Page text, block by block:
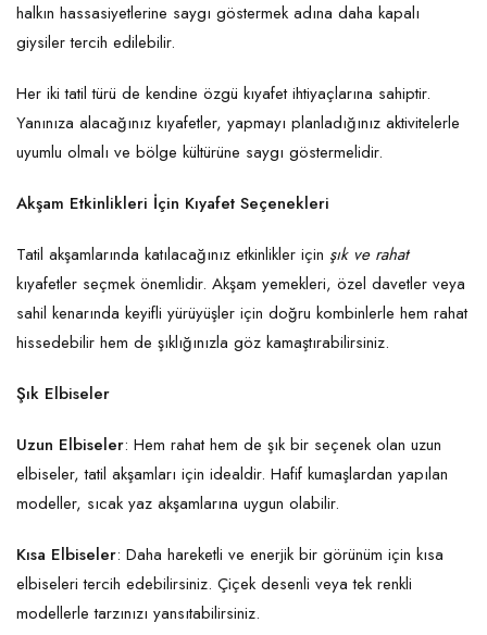
halkın hassasiyetlerine saygı göstermek adına daha kapalı
giysiler tercih edilebilir.
Her iki tatil türü de kendine özgü kıyafet ihtiyaçlarına sahiptir.
Yanınıza alacağınız kıyafetler, yapmayı planladığınız aktivitelerle
uyumlu olmalı ve bölge kültürüne saygı göstermelidir.
Akşam Etkinlikleri İçin Kıyafet Seçenekleri
Tatil akşamlarında katılacağınız etkinlikler için şık ve rahat
kıyafetler seçmek önemlidir. Akşam yemekleri, özel davetler veya
sahil kenarında keyifli yürüyüşler için doğru kombinlerle hem rahat
hissedebilir hem de şıklığınızla göz kamaştırabilirsiniz.
Şık Elbiseler
Uzun Elbiseler: Hem rahat hem de şık bir seçenek olan uzun
elbiseler, tatil akşamları için idealdir. Hafif kumaşlardan yapılan
modeller, sıcak yaz akşamlarına uygun olabilir.
Kısa Elbiseler: Daha hareketli ve enerjik bir görünüm için kısa
elbiseleri tercih edebilirsiniz. Çiçek desenli veya tek renkli
modellerle tarzınızı yansıtabilirsiniz.